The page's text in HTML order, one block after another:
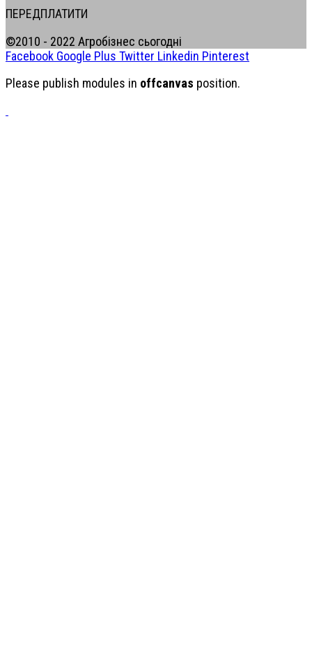
ПЕРЕДПЛАТИТИ
©2010 - 2022 Агробізнес сьогодні
Facebook Google Plus Twitter Linkedin Pinterest
Please publish modules in offcanvas position.